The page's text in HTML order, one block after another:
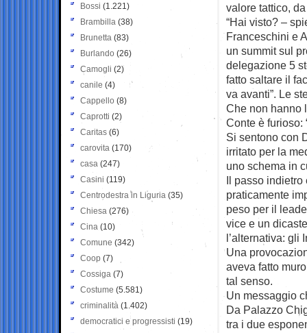
valore tattico,
“Hai visto? –
Franceschini e
un summit sul
delegazione 5
fatto saltare il
va avanti”. Le
Che non hanno
Conte è furioso:
Si sentono con
irritato per la
uno schema in
Il passo indietro
praticamente
peso per il
vice e un
l’alternativa: gli
Una
aveva fatto
tal senso.
Un messaggio
Da Palazzo
tra i due
Bossi (1.221)
Brambilla (38)
Brunetta (83)
Burlando (26)
Camogli (2)
canile (4)
Cappello (8)
Caprotti (2)
Caritas (6)
carovita (170)
casa (247)
Casini (119)
Centrodestra in Liguria (35)
Chiesa (276)
Cina (10)
Comune (342)
Coop (7)
Cossiga (7)
Costume (5.581)
criminalità (1.402)
democratici e progressisti (19)